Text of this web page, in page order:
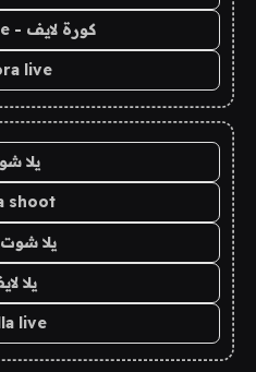
كورة لايف - koora live
live
يلا
shoot
يلا
يلا
live